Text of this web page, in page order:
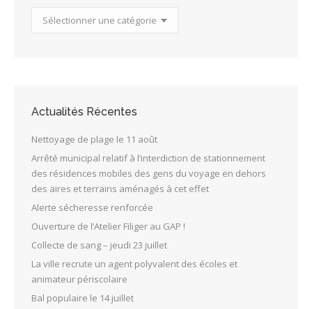
Catégories
Actualités Récentes
Nettoyage de plage le 11 août
Arrêté municipal relatif à l’interdiction de stationnement
des résidences mobiles des gens du voyage en dehors
des aires et terrains aménagés à cet effet
Alerte sécheresse renforcée
Ouverture de l’Atelier Filiger au GAP !
Collecte de sang – jeudi 23 juillet
La ville recrute un agent polyvalent des écoles et
animateur périscolaire
Bal populaire le 14 juillet